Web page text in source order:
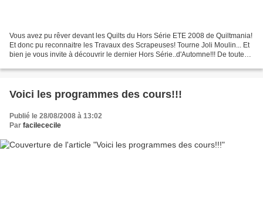
Vous avez pu rêver devant les Quilts du Hors Série ETE 2008 de Quiltmania!
Et donc pu reconnaitre les Travaux des Scrapeuses! Tourne Joli Moulin... Et
bien je vous invite à découvrir le dernier Hors Série..d'Automne!!! De toute
Voici les programmes des cours!!!
Publié le 28/08/2008 à 13:02
Par facilececile